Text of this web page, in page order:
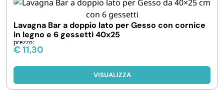
Lavagna Bar a doppio lato per Gesso con cornice
in legno e 6 gessetti 40x25
prezzo:
€11,30
VISUALIZZA